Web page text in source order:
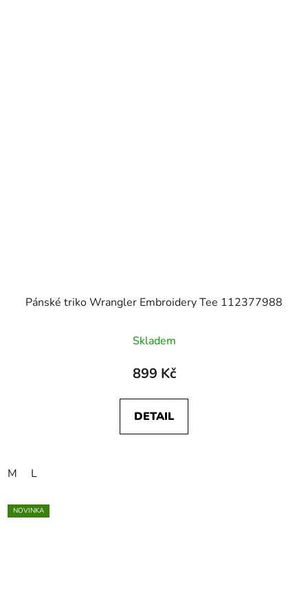
Pánské triko Wrangler Embroidery Tee 112377988
Skladem
899 Kč
DETAIL
M L
NOVINKA